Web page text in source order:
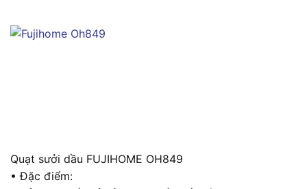
Quạt sưởi dầu FUJIHOME OH849
• Đặc điểm: